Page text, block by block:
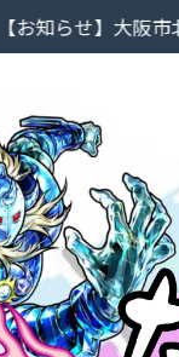
市北区ラーメン